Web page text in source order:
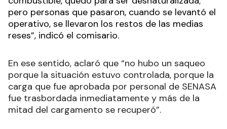
pero personas que pasaron, cuando se levantó el
operativo, se llevaron los restos de las medias
reses”, indicó el comisario.
En ese sentido, aclaró que “no hubo un saqueo
porque la situación estuvo controlada, porque la
carga que fue aprobada por personal de SENASA
fue trasbordada inmediatamente y más de la
mitad del cargamento se recuperó”.